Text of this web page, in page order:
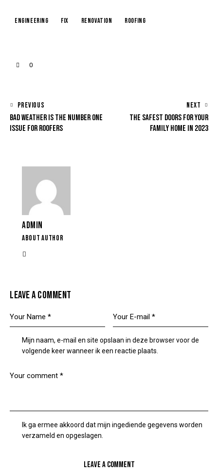
engineering fix renovation roofing
0
PREVIOUS
BAD WEATHER IS THE NUMBER ONE
ISSUE FOR ROOFERS
NEXT
THE SAFEST DOORS FOR YOUR
FAMILY HOME IN 2023
ADMIN
ABOUT AUTHOR
LEAVE A COMMENT
Mijn naam, e-mail en site opslaan in deze browser voor de
volgende keer wanneer ik een reactie plaats.
Ik ga ermee akkoord dat mijn ingediende gegevens worden
verzameld en opgeslagen.